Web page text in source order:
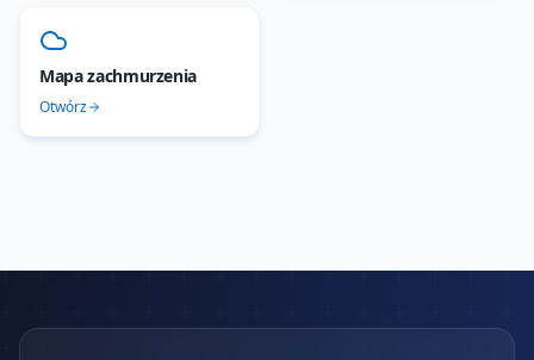
Mapa zachmurzenia
Otwórz